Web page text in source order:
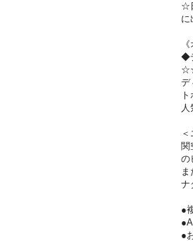
☆
に
◆
デ
ト
関
の
ナ
●
●